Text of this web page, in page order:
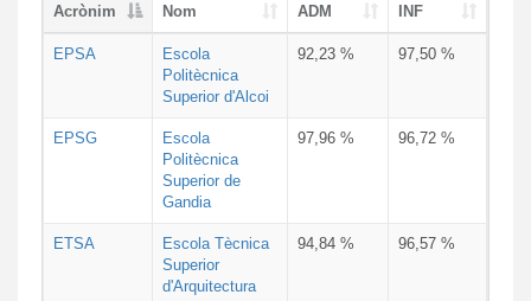
Acrònim Nom ADM INF
EPSA
Escola
Politècnica
Superior d'Alcoi
92,23 % 97,50 %
EPSG
Escola
Politècnica
Superior de
Gandia
97,96 % 96,72 %
ETSA
Escola Tècnica
Superior
d'Arquitectura
94,84 % 96,57 %